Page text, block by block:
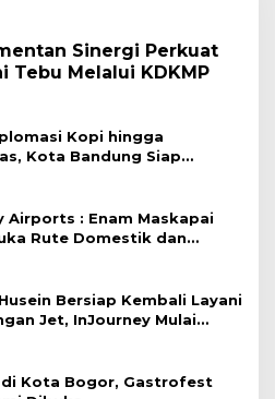
Sinergi Perkuat
Tebu Melalui KDKMP
Kopi hingga
Kota Bandung Siap
Duta Besar di Festival Asia
Airports : Enam Maskapai
Rute Domestik dan
dari Bandara Husein
Bersiap Kembali Layani
Jet, InJourney Mulai
Kota Bogor, Gastrofest